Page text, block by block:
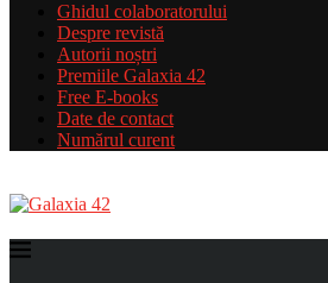
Ghidul colaboratorului
Despre revistă
Autorii noștri
Premiile Galaxia 42
Free E-books
Date de contact
Numărul curent